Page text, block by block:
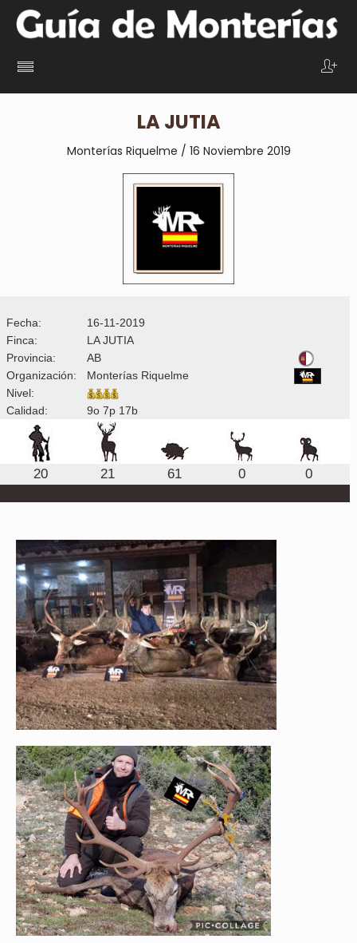
LA JUTIA
Monterías Riquelme / 16 Noviembre 2019
Fecha:
16-11-2019
Finca:
LA JUTIA
Provincia:
AB
Organización:
Monterías Riquelme
Nivel:
Calidad:
9o 7p 17b
20 21 61 0 0